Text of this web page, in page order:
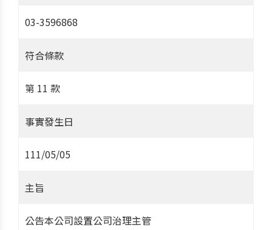
03-3596868
符合條款
第 11 款
事實發生日
111/05/05
主旨
公告本公司設置公司治理主管